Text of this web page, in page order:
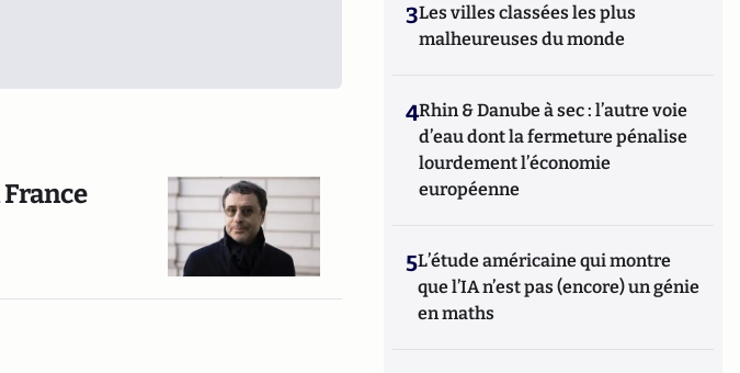
3Les villes classées les plus
malheureuses du monde
4Rhin & Danube à sec : l’autre voie
d’eau dont la fermeture pénalise
lourdement l’économie
européenne
5L’étude américaine qui montre
que l’IA n’est pas (encore) un génie
en maths